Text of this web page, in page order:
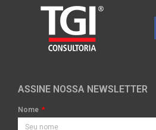
ASSINE NOSSA NEWSLETTER
Nome